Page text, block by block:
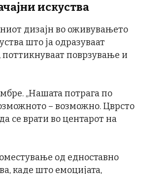
искуства
дизајн во оживувањето
што ја одразуваат
поврзување и
„Нашата потрага по
– возможно. Цврсто
се врати во центарот на
од едноставно
каде што емоцијата,